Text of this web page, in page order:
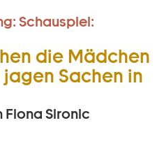
Schauspiel:
die Mädchen
Sachen in
Fiona Sironic